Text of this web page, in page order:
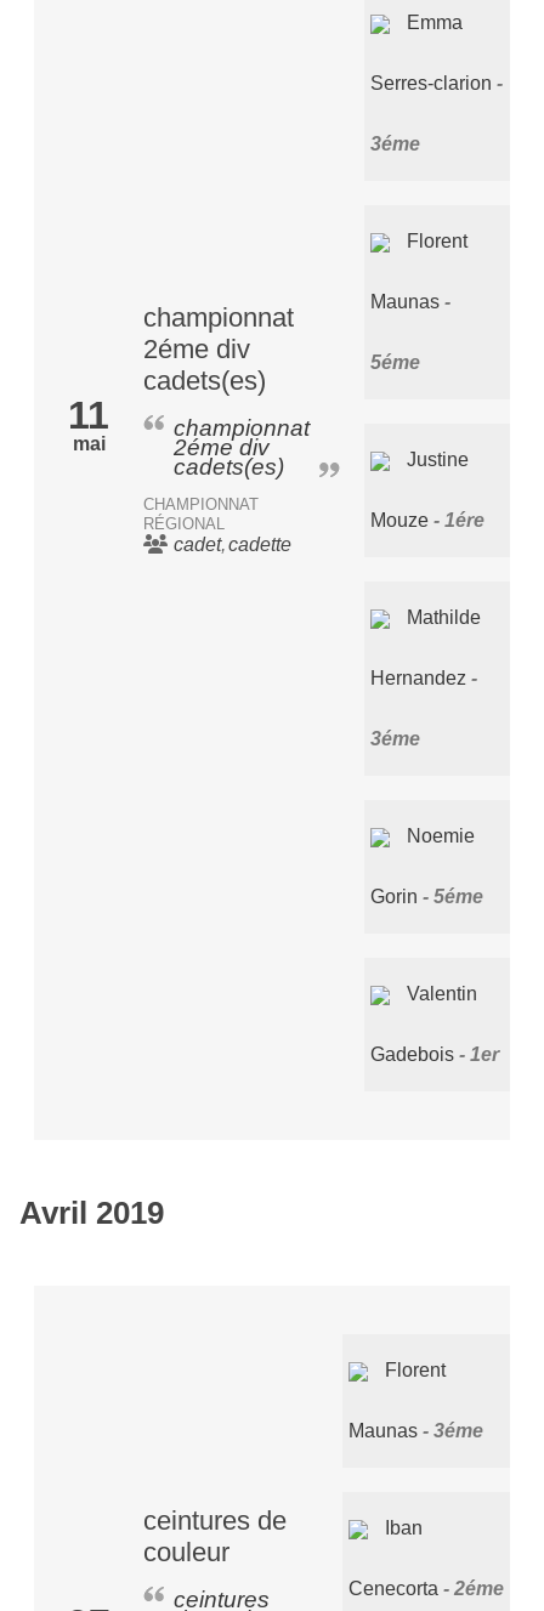
11
mai
championnat
2éme div
cadets(es)
championnat
2éme div
cadets(es)
CHAMPIONNAT
RÉGIONAL
cadet cadette
Emma
Serres-clarion
3éme
Florent
Maunas
5éme
Justine
Mouze 1ére
Mathilde
Hernandez
3éme
Noemie
Gorin 5éme
Valentin
Gadebois 1er
Avril 2019
ceintures de
couleur
ceintures
Florent
Maunas 3éme
Iban
Cenecorta 2éme